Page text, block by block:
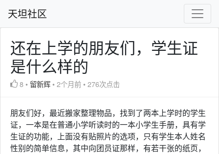
天坦社区
还在上学的朋友们，学生证
是什么样的
8 • 留新辉 •2个月前 •276次点击
朋友们好，最近搬家整理物品，找到了两本上学时的学生
证，一本是在普通小学听读时的一本小学生手册，具有学
生证的功能，上面没有贴照片的选项，只有学生本人姓名
性别的简单信息，其中向团员证那样，有若干张的纸页，